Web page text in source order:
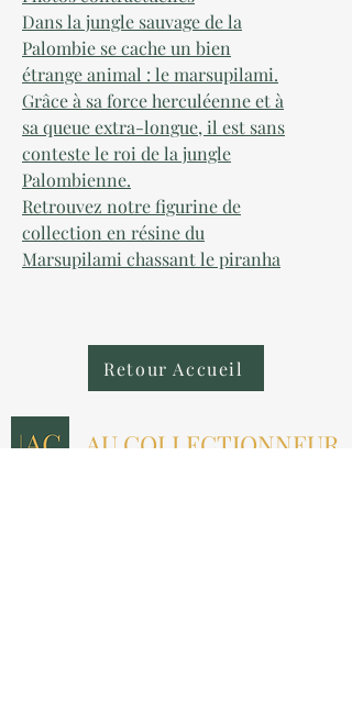
Dans la jungle sauvage de la
Palombie se cache un bien
étrange animal : le marsupilami.
Grâce à sa force herculéenne et à
sa queue extra-longue, il est sans
conteste le roi de la jungle
Palombienne.
Retrouvez notre figurine de
collection en résine du
Marsupilami chassant le piranha
Retour Accueil
AU COLLECTIONNEUR